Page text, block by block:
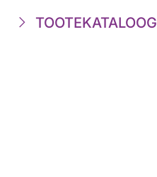
TOOTEKATALOOG